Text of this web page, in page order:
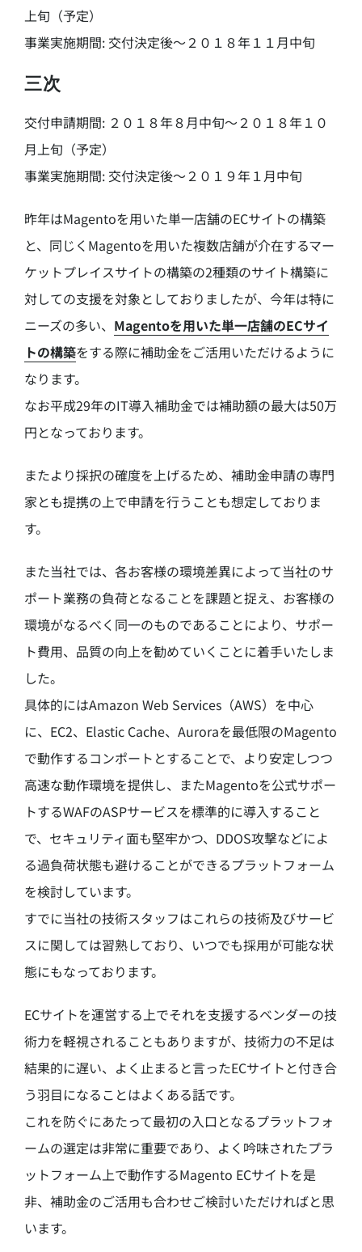
上旬（予定）
事業実施期間: 交付決定後～２０１８年１１月中旬
三次
交付申請期間: ２０１８年８月中旬～２０１８年１０
月上旬（予定）
事業実施期間: 交付決定後～２０１９年１月中旬
昨年はMagentoを用いた単一店舗のECサイトの構築
と、同じくMagentoを用いた複数店舗が介在するマー
ケットプレイスサイトの構築の2種類のサイト構築に
対しての支援を対象としておりましたが、今年は特に
ニーズの多い、 Magentoを用いた単一店舗のECサイ
トの構築をする際に補助金をご活用いただけるように
なります。
なお平成29年のIT導入補助金では補助額の最大は50万
円となっております。
またより採択の確度を上げるため、補助金申請の専門
家とも提携の上で申請を行うことも想定しておりま
す。
また当社では、各お客様の環境差異によって当社のサ
ポート業務の負荷となることを課題と捉え、お客様の
環境がなるべく同一のものであることにより、サポー
ト費用、品質の向上を勧めていくことに着手いたしま
した。
具体的にはAmazon Web Services（AWS）を中心
に、EC2、Elastic Cache、Auroraを最低限のMagento
で動作するコンポートとすることで、より安定しつつ
高速な動作環境を提供し、またMagentoを公式サポー
トするWAFのASPサービスを標準的に導入すること
で、セキュリティ面も堅牢かつ、DDOS攻撃などによ
る過負荷状態も避けることができるプラットフォーム
を検討しています。
すでに当社の技術スタッフはこれらの技術及びサービ
スに関しては習熟しており、いつでも採用が可能な状
態にもなっております。
ECサイトを運営する上でそれを支援するベンダーの技
術力を軽視されることもありますが、技術力の不足は
結果的に遅い、よく止まると言ったECサイトと付き合
う羽目になることはよくある話です。
これを防ぐにあたって最初の入口となるプラットフォ
ームの選定は非常に重要であり、よく吟味されたプラ
ットフォーム上で動作するMagento ECサイトを是
非、補助金のご活用も合わせご検討いただければと思
います。